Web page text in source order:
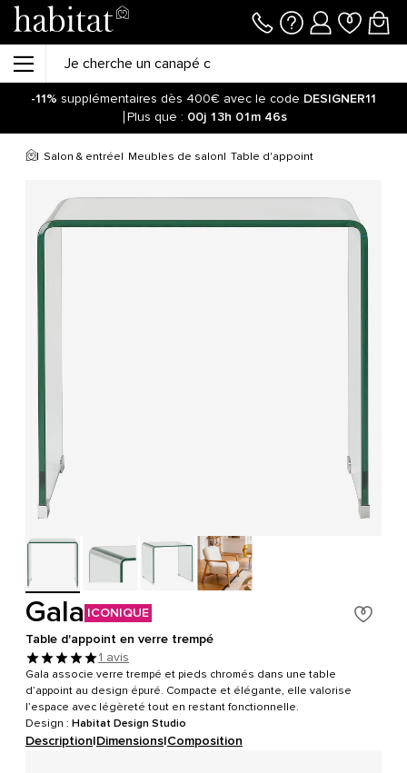
-11% supplémentaires dès 400€ avec le code DESIGNER11
Plus que : 00j 13h 01m 45s
Salon & entrée Meubles de salon Table d'appoint
Gala ICONIQUE
Table d'appoint en verre trempé
1 avis
Gala associe verre trempé et pieds chromés dans une table
d’appoint au design épuré. Compacte et élégante, elle valorise
l’espace avec légèreté tout en restant fonctionnelle.
Design : Habitat Design Studio
Description|Dimensions|Composition